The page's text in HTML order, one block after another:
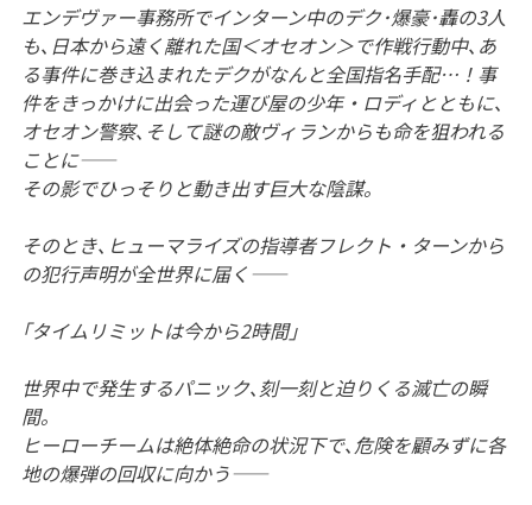
エンデヴァー事務所でインターン中のデク･爆豪･轟の3人
も､日本から遠く離れた国＜オセオン＞で作戦行動中､あ
る事件に巻き込まれたデクがなんと全国指名手配…！事
件をきっかけに出会った運び屋の少年・ロディとともに､
オセオン警察､そして謎の敵ヴィランからも命を狙われる
ことに――
その影でひっそりと動き出す巨大な陰謀｡
そのとき､ヒューマライズの指導者フレクト・ターンから
の犯行声明が全世界に届く――
｢タイムリミットは今から2時間｣
世界中で発生するパニック､刻一刻と迫りくる滅亡の瞬
間｡
ヒーローチームは絶体絶命の状況下で､危険を顧みずに各
地の爆弾の回収に向かう――